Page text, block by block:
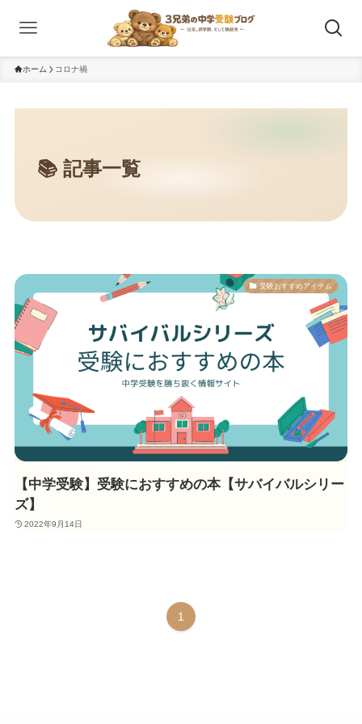
ホーム コロナ禍
受験おすすめアイテム
【中学受験】受験におすすめの本【サバイバルシリー
ズ】
2022年9月14日
1